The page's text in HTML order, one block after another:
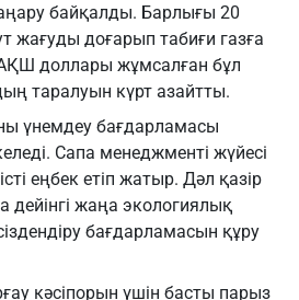
байқалды. Барлығы 20
жағуды доғарып табиғи газға
доллары жұмсалған бұл
таралуын күрт азайтты.
үнемдеу бағдарламасы
келеді. Сапа менеджменті жүйесі
еңбек етіп жатыр. Дәл қазір
жаңа экологиялық
бағдарламасын құру
кәсіпорын үшін басты парыз